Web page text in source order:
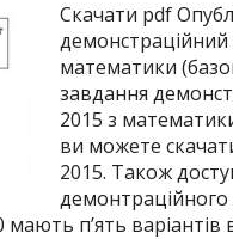
Скачати pdf
демонстраційний
математики
завдання
2015 з
ви можете
2015. Також
п’ять варіантів